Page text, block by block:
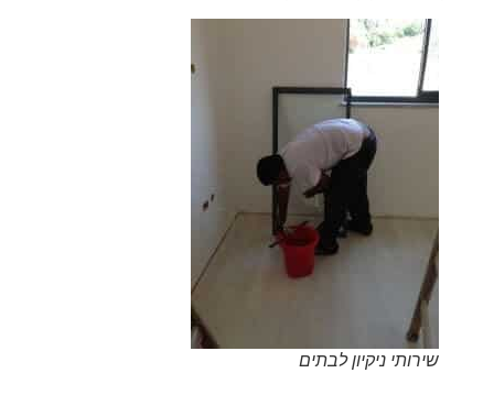
שירותי ניקיון לבתים